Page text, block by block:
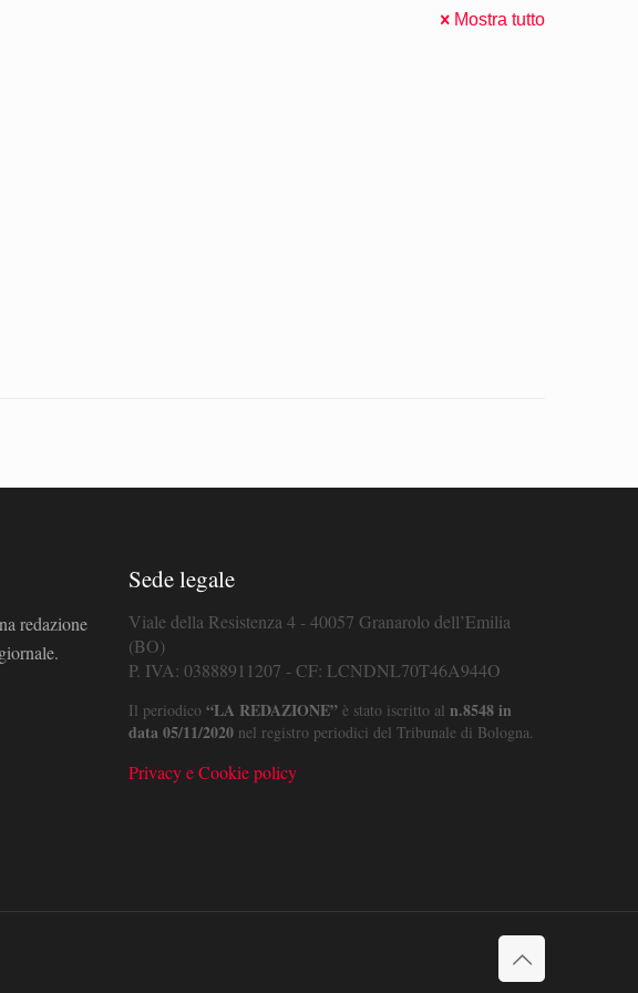
Mostra tutto
redazione
Sede legale
Viale della Resistenza 4 - 40057 Granarolo dell’Emilia
(BO)
P. IVA: 03888911207 - CF: LCNDNL70T46A944O
Il periodico “LA REDAZIONE”è stato iscritto al n.8548 in
data 05/11/2020nel registro periodici del Tribunale di Bologna.
Privacy e Cookie policy